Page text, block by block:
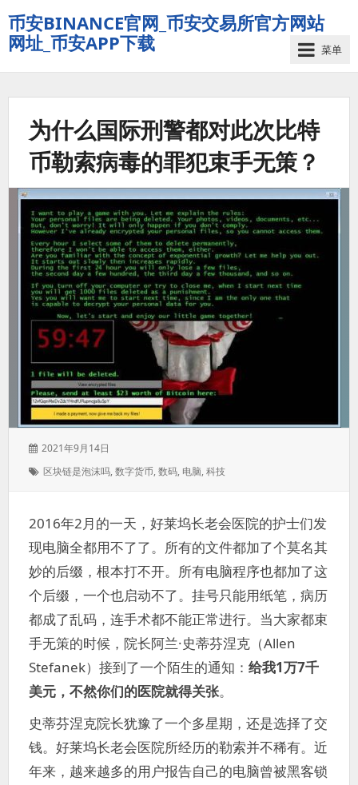
币安BINANCE官网_币安交易所官方网站
网址_币安APP下载
菜单
为什么国际刑警都对此次比特
币勒索病毒的罪犯束手无策？
发
于：
2021年9月14日
标
区块链是泡沫吗,数字货币,数码, 电脑,科技
2016年2月的一天，好莱坞长老会医院的护士们发
现电脑全都用不了了。所有的文件都加了个莫名其
妙的后缀，根本打不开。所有电脑程序也都加了这
个后缀，一个也启动不了。挂号只能用纸笔，病历
都成了乱码，连手术都不能正常进行。当大家都束
手无策的时候，院长阿兰·史蒂芬涅克（Allen
Stefanek）接到了一个陌生的通知： 给我1万7千
美元，不然你们的医院就得关张。
史蒂芬涅克院长犹豫了一个多星期，还是选择了交
钱。好莱坞长老会医院所经历的勒索并不稀有。近
年来，越来越多的用户报告自己的电脑曾被黑客锁